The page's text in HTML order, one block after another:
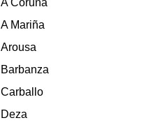
A Mariña
Arousa
Barbanza
Carballo
Deza